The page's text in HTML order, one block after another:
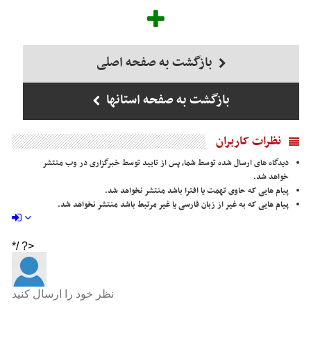
بازگشت به صفحه اصلی
بازگشت به صفحه استانها
نظرات کاربران
دیدگاه های ارسال شده توسط شما، پس از تایید توسط خبرگزاری در وب منتشر
خواهد شد.
پیام هایی که حاوی تهمت یا افترا باشد منتشر نخواهد شد.
پیام هایی که به غیر از زبان فارسی یا غیر مرتبط باشد منتشر نخواهد شد.